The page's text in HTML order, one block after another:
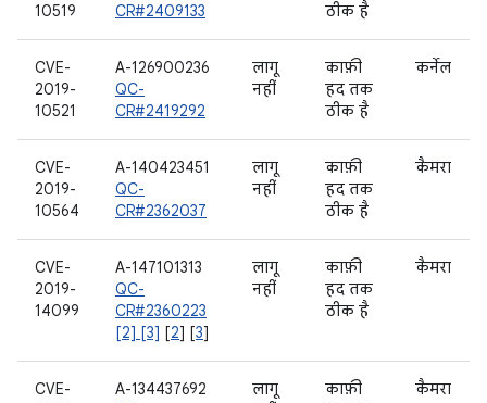
10519
CR#2409133
ठीक है
CVE-
2019-
10521
A-126900236
QC-
CR#2419292
लागू
नहीं
काफ़ी
हद तक
ठीक है
कर्नेल
CVE-
2019-
10564
A-140423451
QC-
CR#2362037
लागू
नहीं
काफ़ी
हद तक
ठीक है
कैमरा
CVE-
2019-
14099
A-147101313
QC-
CR#2360223
[2] [3] [2] [3]
लागू
नहीं
काफ़ी
हद तक
ठीक है
कैमरा
CVE-
A-134437692
लागू
काफ़ी
कैमरा